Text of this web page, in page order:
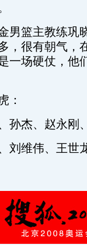
篮主教练巩
，很有朝气，
一场硬仗，他
：
杰、赵永刚
维伟、王世